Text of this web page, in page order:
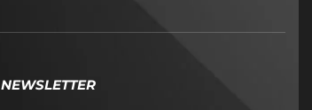
NEWSLETTER